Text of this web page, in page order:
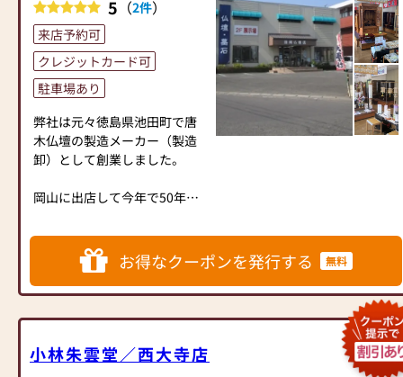
てもご相談下さい。
ぜひ一度中原三法堂 西大寺店
にお越しくださいませ。
斜め向かい ”ぶつだん 中原三
法堂” の大きな看板が目印で
す。
5 （2件）
来店予約可
クレジットカード可
駐車場あり
弊社は元々徳島県池田町で唐
木仏壇の製造メーカー（製造
卸）として創業しました。
岡山に出店して今年で50年目
具・墓石・満中陰のギフトな
どを小売業を営んでいます。
仏壇の製造メーカーの経験を
活かし、お客様がお求めにな
になっていただけることを心
がけています。
お得なクーポンを発行する 無料
小林朱雲堂／西大寺店